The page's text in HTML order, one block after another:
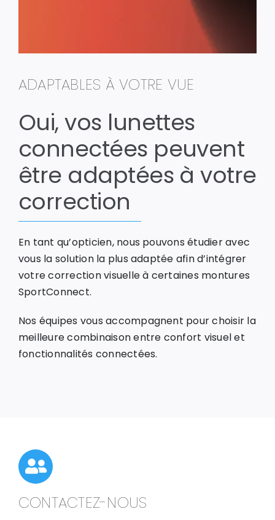
ADAPTABLES À VOTRE VUE
Oui, vos lunettes
connectées peuvent
être adaptées à votre
correction
En tant qu’opticien, nous pouvons étudier avec
vous la solution la plus adaptée afin d’intégrer
votre correction visuelle à certaines montures
SportConnect.
Nos équipes vous accompagnent pour choisir la
meilleure combinaison entre confort visuel et
fonctionnalités connectées.
CONTACTEZ-NOUS